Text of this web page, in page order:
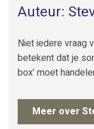
Auteur:
Niet iedere vraag
betekent dat je
box’ moet
Meer over